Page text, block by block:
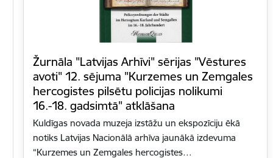
Žurnāla "Latvijas Arhīvi" sērijas "Vēstures
avoti" 12. sējuma "Kurzemes un Zemgales
hercogistes pilsētu policijas nolikumi
16.-18. gadsimtā" atklāšana
Kuldīgas novada muzeja izstāžu un ekspozīciju ēkā
notiks Latvijas Nacionālā arhīva jaunākā izdevuma
“Kurzemes un Zemgales hercogistes…